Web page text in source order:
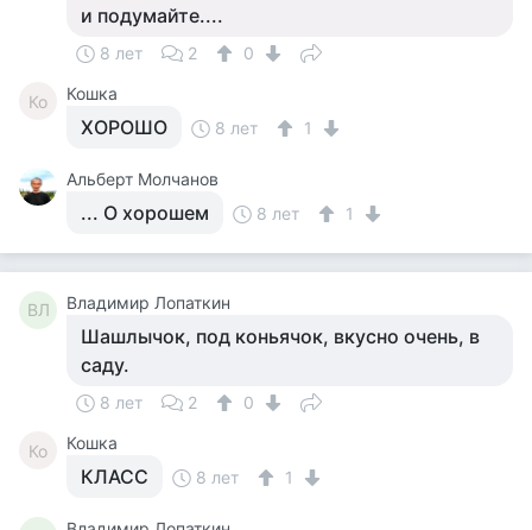
и подумайте....
8 лет 2 0
Ко Кошка
ХОРОШО 8 лет 1
Альберт Молчанов
... О хорошем 8 лет 1
ВЛ Владимир Лопаткин
Шашлычок, под коньячок, вкусно очень, в
саду.
8 лет 2 0
Ко Кошка
КЛАСС 8 лет 1